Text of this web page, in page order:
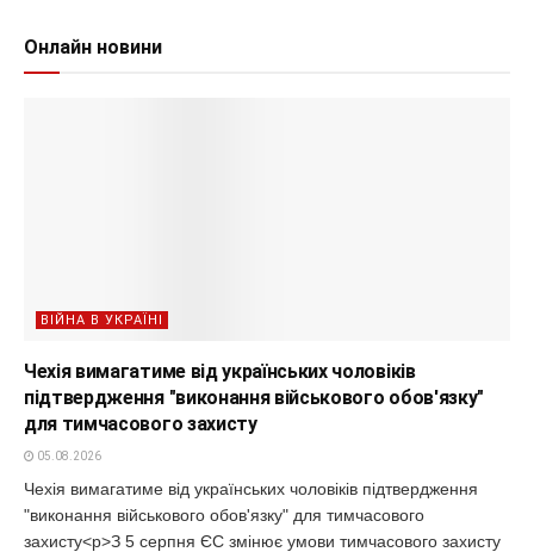
Онлайн новини
ВІЙНА В УКРАЇНІ
Чехія вимагатиме від українських чоловіків
підтвердження "виконання військового обов'язку"
для тимчасового захисту
05.08.2026
Чехія вимагатиме від українських чоловіків підтвердження
"виконання військового обов'язку" для тимчасового
захисту<p>З 5 серпня ЄС змінює умови тимчасового захисту